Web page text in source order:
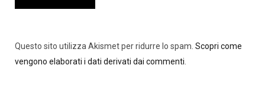
Questo sito utilizza Akismet per ridurre lo spam. Scopri come
vengono elaborati i dati derivati dai commenti